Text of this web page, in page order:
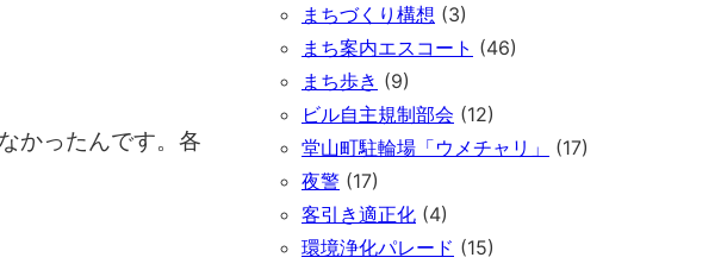
かったんです。各
まちづくり構想 (3)
まち案内エスコート (46)
まち歩き (9)
ビル自主規制部会 (12)
堂山町駐輪場「ウメチャリ」
(17)
夜警 (17)
客引き適正化 (4)
環境浄化パレード (15)